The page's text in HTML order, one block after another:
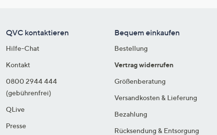
QVC kontaktieren
Hilfe-Chat
Kontakt
0800 2944 444
(gebührenfrei)
QLive
Presse
Bequem einkaufen
Bestellung
Vertrag widerrufen
Größenberatung
Versandkosten & Lieferung
Bezahlung
Rücksendung & Entsorgung